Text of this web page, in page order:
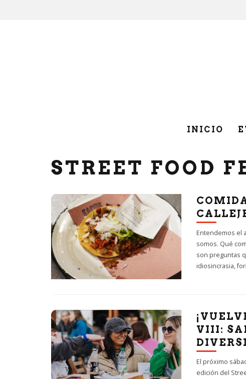
INICIO
STREET FOOD
Entendemos el
somos. Qué
son preguntas
idiosincrasia,
VIII:
El próximo
edición del